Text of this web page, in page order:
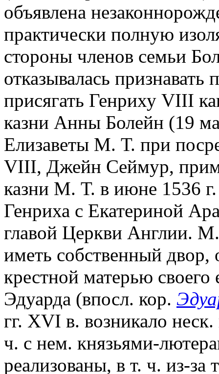
объявлена
практически полную
стороны членов семьи
отказывалась признавать
присягать Генриху VIII
казни Анны Болейн (19
Елизаветы М. Т. при
VIII, Джейн Сеймур,
казни М. Т. в июне 1536 г.
Генриха с Екатериной
главой Церкви Англии.
иметь собственный двор,
крестной матерью
Эдуарда (впосл. кор.
гг. XVI в. возникало
ч. с нем. князьями-
реализованы, в т. ч. из-